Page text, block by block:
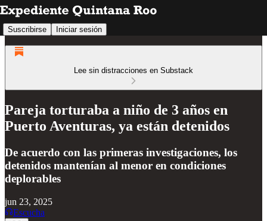
Suscribirse Iniciar sesión
Lee sin distracciones en Substack
Pareja torturaba a niño de 3 años en
Puerto Aventuras, ya están detenidos
De acuerdo con las primeras investigaciones, los
detenidos mantenían al menor en condiciones
deplorables
jun 23, 2025
Escucha